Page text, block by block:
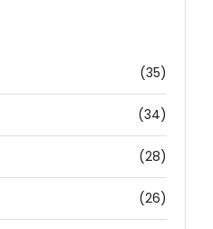
(35)
(34)
(28)
(26)